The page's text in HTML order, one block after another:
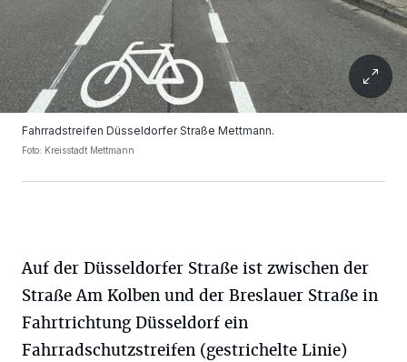
Fahrradstreifen Düsseldorfer Straße Mettmann.
Foto: Kreisstadt Mettmann
Auf der Düsseldorfer Straße ist zwischen der
Straße Am Kolben und der Breslauer Straße in
Fahrtrichtung Düsseldorf ein
Fahrradschutzstreifen (gestrichelte Linie)